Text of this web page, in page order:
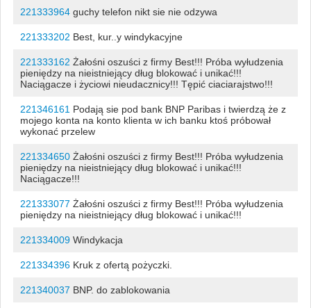
221333964guchy telefon nikt sie nie odzywa
221333202 Best, kur..y windykacyjne
221333162 Żałośni oszuści z firmy Best!!! Próba wyłudzenia
pieniędzy na nieistniejący dług blokować i unikać!!!
Naciągacze i życiowi nieudacznicy!!! Tępić ciaciarajstwo!!!
221346161 Podają sie pod bank BNP Paribas i twierdzą że z
mojego konta na konto klienta w ich banku ktoś próbował
wykonać przelew
221334650Żałośni oszuści z firmy Best!!! Próba wyłudzenia
pieniędzy na nieistniejący dług blokować i unikać!!!
Naciągacze!!!
221333077 Żałośni oszuści z firmy Best!!! Próba wyłudzenia
pieniędzy na nieistniejący dług blokować i unikać!!!
221334009Windykacja
221334396Kruk z ofertą pożyczki.
221340037 BNP. do zablokowania